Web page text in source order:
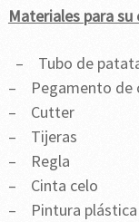
Materiales para su
– Tubo de
– Pegamento de
– Cutter
– Tijeras
– Regla
– Cinta celo
– Pintura plástica